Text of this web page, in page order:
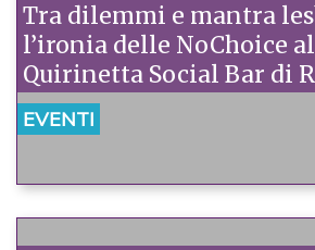
Tra dilemmi e mantra
l’ironia delle NoChoice al
Quirinetta Social Bar di
EVENTI